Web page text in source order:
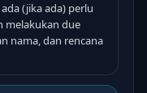
(jika ada) perlu
melakukan due
nama, dan rencana